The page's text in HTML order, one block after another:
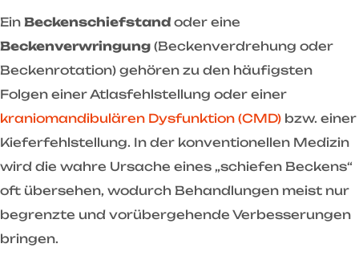
Ein Beckenschiefstand oder eine
Beckenverwringung (Beckenverdrehung oder
Beckenrotation) gehören zu den häufigsten
Folgen einer Atlasfehlstellung oder einer
kraniomandibulären Dysfunktion (CMD) bzw. einer
Kieferfehlstellung. In der konventionellen Medizin
wird die wahre Ursache eines „schiefen Beckens“
oft übersehen, wodurch Behandlungen meist nur
begrenzte und vorübergehende Verbesserungen
bringen.